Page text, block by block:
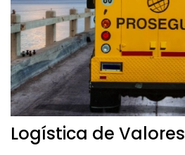
Logística de Valores